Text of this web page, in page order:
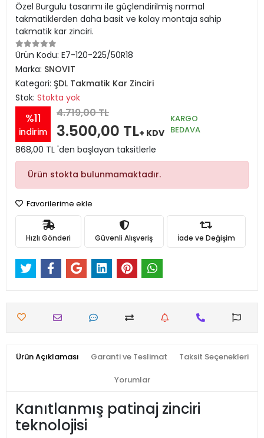
Özel Burgulu tasarımı ile güçlendirilmiş normal
takmatiklerden daha basit ve kolay montaja sahip
takmatik kar zinciri.
Ürün Kodu: E7-120-225/50R18
Marka: SNOVIT
Kategori: ŞDL Takmatik Kar Zinciri
Stok: Stokta yok
%11
indirim
4.719,00 TL
3.500,00 TL+ KDV
KARGO
BEDAVA
868,00 TL 'den başlayan taksitlerle
Ürün stokta bulunmamaktadır.
Favorilerime ekle
Hızlı Gönderi Güvenli Alışveriş İade ve Değişim
Ürün Açıklaması Garanti ve Teslimat Taksit Seçenekleri
Yorumlar
Kanıtlanmış patinaj zinciri
teknolojisi